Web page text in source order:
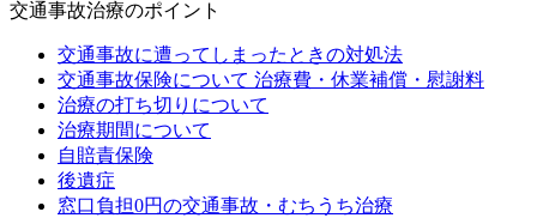
交通事故治療のポイント
交通事故に遭ってしまったときの対処法
交通事故保険について 治療費・休業補償・慰謝料
治療の打ち切りについて
治療期間について
自賠責保険
後遺症
窓口負担0円の交通事故・むちうち治療